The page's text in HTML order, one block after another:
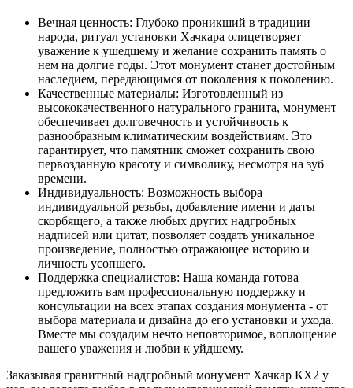
Вечная ценность: Глубоко проникший в традиции
народа, ритуал установки Хачкара олицетворяет
уважение к ушедшему и желание сохранить память о
нем на долгие годы. Этот монумент станет достойным
наследием, передающимся от поколения к поколению.
Качественные материалы: Изготовленный из
высококачественного натурального гранита, монумент
обеспечивает долговечность и устойчивость к
разнообразным климатическим воздействиям. Это
гарантирует, что памятник сможет сохранить свою
первозданную красоту и символику, несмотря на зуб
времени.
Индивидуальность: Возможность выбора
индивидуальной резьбы, добавление имени и даты
скорбящего, а также любых других надгробных
надписей или цитат, позволяет создать уникальное
произведение, полностью отражающее историю и
личность усопшего.
Поддержка специалистов: Наша команда готова
предложить вам профессиональную поддержку и
консультации на всех этапах создания монумента - от
выбора материала и дизайна до его установки и ухода.
Вместе мы создадим нечто неповторимое, воплощение
вашего уважения и любви к уйдшему.
Заказывая гранитный надгробный монумент Хачкар КХ2 у